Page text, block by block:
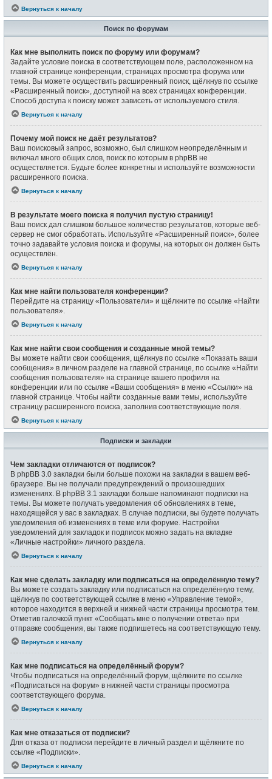
Вернуться к началу
Поиск по форумам
Как мне выполнить поиск по форуму или форумам?
Задайте условие поиска в соответствующем поле, расположенном на
главной странице конференции, страницах просмотра форума или
темы. Вы можете осуществить расширенный поиск, щёлкнув по ссылке
«Расширенный поиск», доступной на всех страницах конференции.
Способ доступа к поиску может зависеть от используемого стиля.
Вернуться к началу
Почему мой поиск не даёт результатов?
Ваш поисковый запрос, возможно, был слишком неопределённым и
включал много общих слов, поиск по которым в phpBB не
осуществляется. Будьте более конкретны и используйте возможности
расширенного поиска.
Вернуться к началу
В результате моего поиска я получил пустую страницу!
Ваш поиск дал слишком большое количество результатов, которые веб-
сервер не смог обработать. Используйте «Расширенный поиск», более
точно задавайте условия поиска и форумы, на которых он должен быть
осуществлён.
Вернуться к началу
Как мне найти пользователя конференции?
Перейдите на страницу «Пользователи» и щёлкните по ссылке «Найти
пользователя».
Вернуться к началу
Как мне найти свои сообщения и созданные мной темы?
Вы можете найти свои сообщения, щёлкнув по ссылке «Показать ваши
сообщения» в личном разделе на главной странице, по ссылке «Найти
сообщения пользователя» на странице вашего профиля на
конференции или по ссылке «Ваши сообщения» в меню «Ссылки» на
главной странице. Чтобы найти созданные вами темы, используйте
страницу расширенного поиска, заполнив соответствующие поля.
Вернуться к началу
Подписки и закладки
Чем закладки отличаются от подписок?
В phpBB 3.0 закладки были больше похожи на закладки в вашем веб-
браузере. Вы не получали предупреждений о произошедших
изменениях. В phpBB 3.1 закладки больше напоминают подписки на
темы. Вы можете получать уведомления об обновлениях в теме,
находящейся у вас в закладках. В случае подписки, вы будете получать
уведомления об изменениях в теме или форуме. Настройки
уведомлений для закладок и подписок можно задать на вкладке
«Личные настройки» личного раздела.
Вернуться к началу
Как мне сделать закладку или подписаться на определённую тему?
Вы можете создать закладку или подписаться на определённую тему,
щёлкнув по соответствующей ссылке в меню «Управление темой»,
которое находится в верхней и нижней части страницы просмотра тем.
Отметив галочкой пункт «Сообщать мне о получении ответа» при
отправке сообщения, вы также подпишетесь на соответствующую тему.
Вернуться к началу
Как мне подписаться на определённый форум?
Чтобы подписаться на определённый форум, щёлкните по ссылке
«Подписаться на форум» в нижней части страницы просмотра
соответствующего форума.
Вернуться к началу
Как мне отказаться от подписки?
Для отказа от подписки перейдите в личный раздел и щёлкните по
ссылке «Подписки».
Вернуться к началу